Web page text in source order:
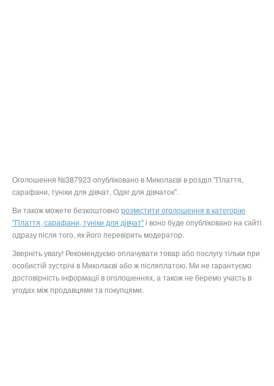
Оголошення №387923 опубліковано в Миколаєві в розділ "Плаття,
сарафани, туніки для дівчат, Одяг для дівчаток".
Ви також можете безкоштовно розмістити оголошення в категорію
"Плаття, сарафани, туніки для дівчат"і воно буде опубліковано на сайті
одразу після того, як його перевірить модератор.
Зверніть увагу! Рекомендуємо оплачувати товар або послугу тільки при
особистій зустрічі в Миколаєві або ж післяплатою. Ми не гарантуємо
достовірність інформації в оголошеннях, а також не беремо участь в
угодах між продавцями та покупцями.